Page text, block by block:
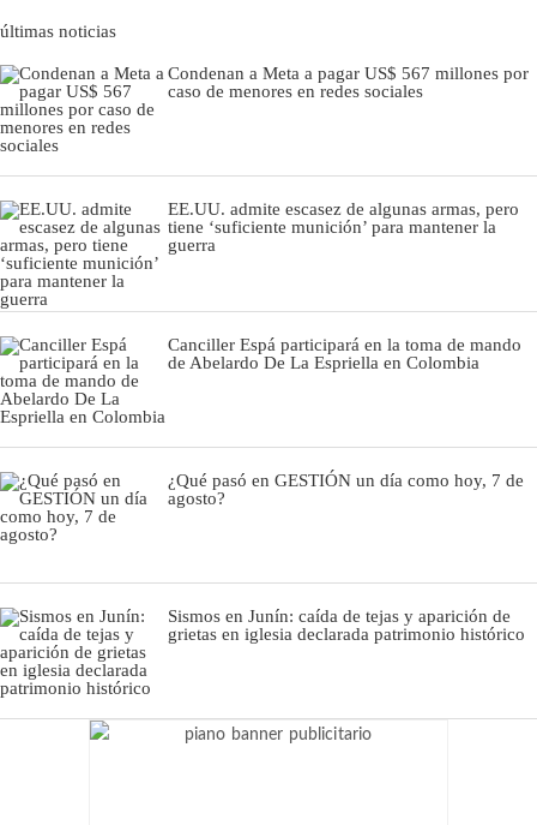
últimas noticias
Condenan a Meta a pagar US$ 567 millones por
caso de menores en redes sociales
EE.UU. admite escasez de algunas armas, pero
tiene ‘suficiente munición’ para mantener la
guerra
Canciller Espá participará en la toma de mando
de Abelardo De La Espriella en Colombia
¿Qué pasó en GESTIÓN un día como hoy, 7 de
agosto?
Sismos en Junín: caída de tejas y aparición de
grietas en iglesia declarada patrimonio histórico